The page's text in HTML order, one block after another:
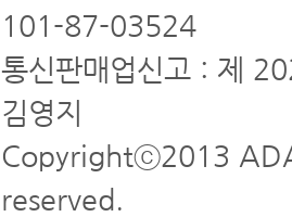
101-87-03524
통신판매업신고 : 제
김영지
Copyrightⓒ2013
reserved.